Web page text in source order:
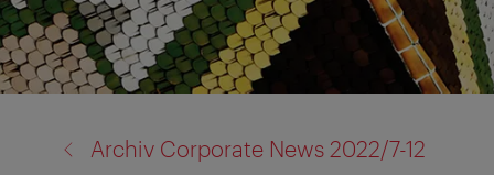
Archiv Corporate News 2022/7-12